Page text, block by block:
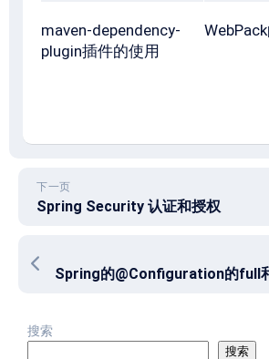
maven-dependency-
plugin插件的使用
下一页
Spring Security 认证和授权
Spring的@Configuration的full
搜索
搜索